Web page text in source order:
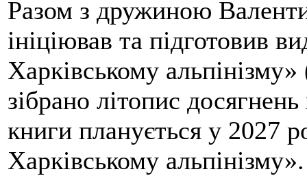
Разом з дружиною
ініціював та підготовив
Харківському
зібрано літопис
книги планується у 2027
Харківському альпінізму».